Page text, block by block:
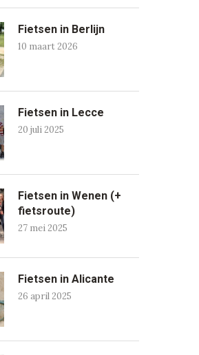
Fietsen in Berlijn
10 maart 2026
Fietsen in Lecce
20 juli 2025
Fietsen in Wenen (+
fietsroute)
27 mei 2025
Fietsen in Alicante
26 april 2025